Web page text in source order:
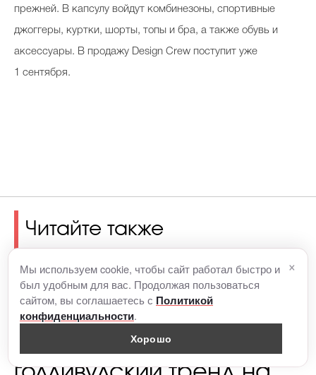
прежней. В капсулу войдут комбинезоны, спортивные
джоггеры, куртки, шорты, топы и бра, а также обувь и
аксессуары. В продажу Design Crew поступит уже
1 сентября.
Читайте также
Тайра Бэнкс
поддержала
Мы используем cookie, чтобы сайт работал быстро и
был удобным для вас. Продолжая пользоваться
сайтом, вы соглашаетесь с Политикой
конфиденциальности.
Хорошо
×